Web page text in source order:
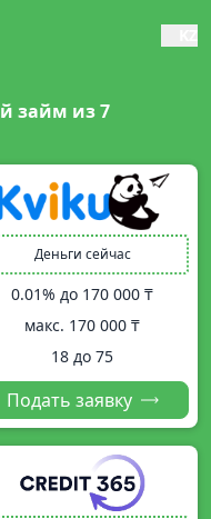
займ из7
Деньги сейчас
0.01% до 170 000 ₸
макс. 170 000 ₸
18 до 75
Подать заявку